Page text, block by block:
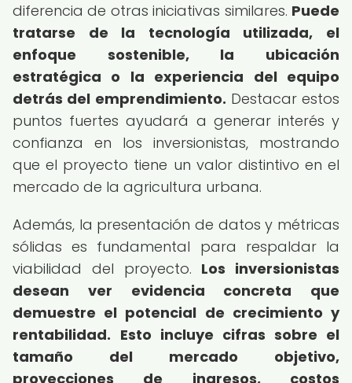
diferencia de otras iniciativas similares. Puede
tratarse de la tecnología utilizada, el
enfoque sostenible, la ubicación
estratégica o la experiencia del equipo
detrás del emprendimiento. Destacar estos
puntos fuertes ayudará a generar interés y
confianza en los inversionistas, mostrando
que el proyecto tiene un valor distintivo en el
mercado de la agricultura urbana.
Además, la presentación de datos y métricas
sólidas es fundamental para respaldar la
viabilidad del proyecto. Los inversionistas
desean ver evidencia concreta que
demuestre el potencial de crecimiento y
rentabilidad. Esto incluye cifras sobre el
tamaño del mercado objetivo,
proyecciones de ingresos, costos